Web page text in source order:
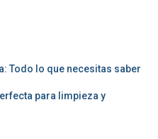
Todo lo que necesitas saber
para limpieza y